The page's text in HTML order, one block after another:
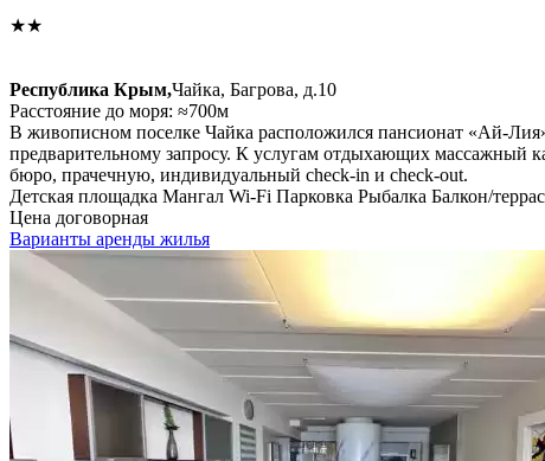
★★
Республика Крым,Чайка, Багрова, д.10
Расстояние до моря: ≈700м
В живописном поселке Чайка расположился пансионат «Ай-
предварительному запросу. К услугам отдыхающих массажный
бюро, прачечную, индивидуальный check-in и check-out.
Детская площадка Мангал Wi-Fi Парковка Рыбалка Балкон/
Цена договорная
Варианты аренды жилья